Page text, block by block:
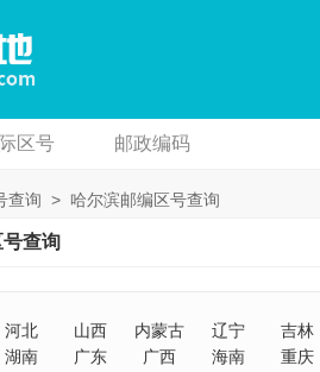
区号 邮政编码
查询 > 哈尔滨邮编区号查询
查询
河北 山西 内蒙古 辽宁 吉林
湖南 广东 广西 海南 重庆